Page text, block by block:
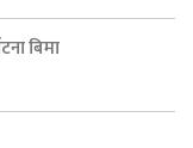
बिमा